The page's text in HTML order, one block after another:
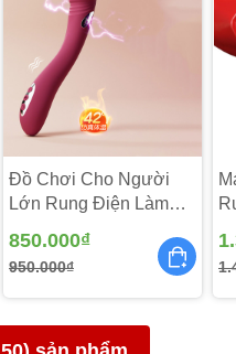
mang thể lặng tâm tiêu
Đồ Chơi Cho Người
Lớn Rung Điện Làm
Ấm - DV268
850.000₫
950.000₫